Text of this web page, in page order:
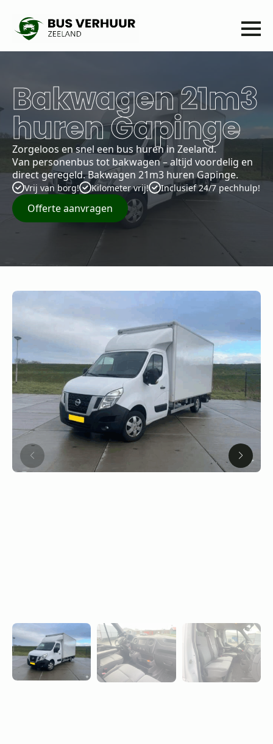
Bakwagen 21m3
huren Gapinge
Zorgeloos en snel een bus huren in Zeeland.
Van personenbus tot bakwagen – altijd voordelig en
direct geregeld. Bakwagen 21m3 huren Gapinge.
Vrij van borg! Kilometer vrij! Inclusief 24/7 pechhulp!
Offerte aanvragen